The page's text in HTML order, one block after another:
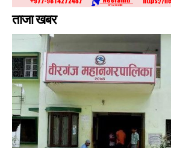
ताजा खबर